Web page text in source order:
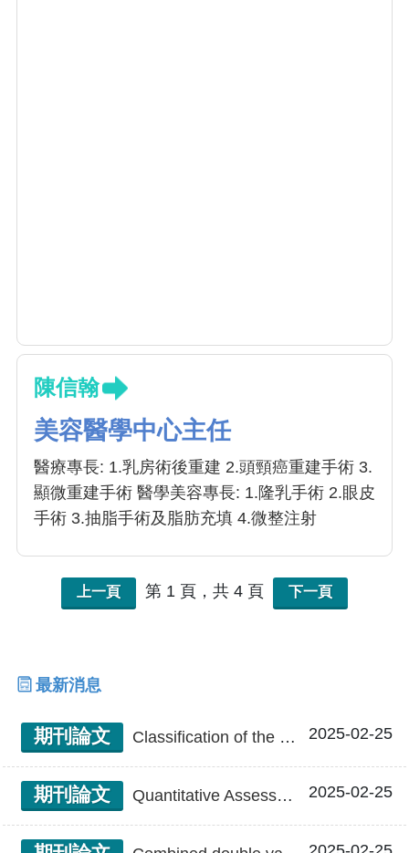
陳信翰
美容醫學中心主任
醫療專長: 1.乳房術後重建 2.頭頸癌重建手術 3.
顯微重建手術 醫學美容專長: 1.隆乳手術 2.眼皮
手術 3.抽脂手術及脂肪充填 4.微整注射
上一頁 第 1 頁，共 4 頁 下一頁
最新消息
期刊論文 Classification of the Conjoined Latissimus Dorsi-Groin Flap and Indications for the Four Types of the Flap 2025-02-25
期刊論文 Quantitative Assessment of New Frontiers in Dermatochalasis and Periorbital Hyperpigmentation Treatment: The Role of Cross-Linked Porcine Collagen 2025-02-25